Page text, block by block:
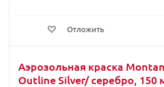
Отложить
Аэрозольная краска
Outline Silver/ серебро, 150